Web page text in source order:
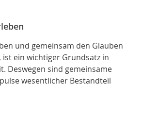
und gemeinsam den Glauben
ein wichtiger Grundsatz in
Deswegen sind gemeinsame
wesentlicher Bestandteil